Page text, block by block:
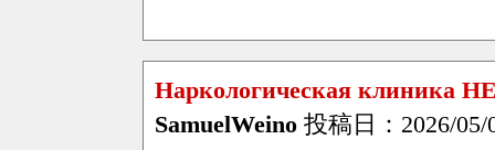
Наркологическая клиника
SamuelWeino 投稿日：2026/